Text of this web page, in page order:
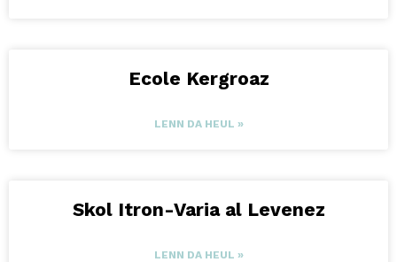
Ecole Kergroaz
LENN DA HEUL »
Skol Itron-Varia al Levenez
LENN DA HEUL »